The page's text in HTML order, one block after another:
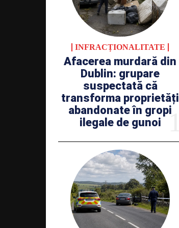
INFRACȚIONALITATE
Afacerea murdară din
Dublin: grupare
suspectată că
transforma proprietăți
abandonate în gropi
ilegale de gunoi